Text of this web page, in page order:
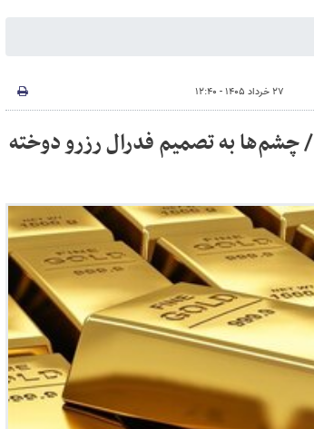
۲۷ خرداد ۱۴۰۵ - ۱۲:۴۰
چشم‌ها به تصمیم فدرال رزرو دوخته